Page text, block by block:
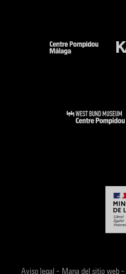
Aviso legal - Mapa del sitio web-